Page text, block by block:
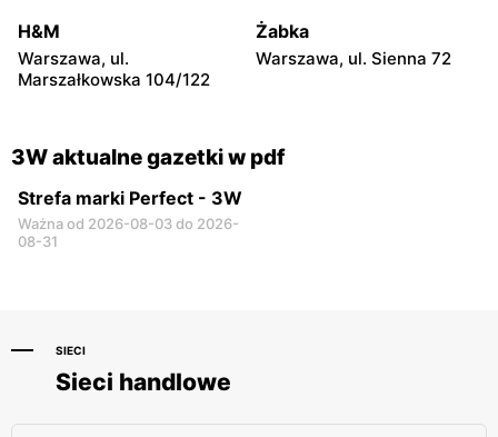
3W
Szaflary, ul. Kolejowa 5
3W
Dzierżoniów, ul. Kilińskiego
H&M
Warszawa, ul.
Marszałkowska 104/122
Żabka
Warszawa, ul. Sienna 72
3W aktualne gazetki w pdf
Strefa marki Perfect - 3W
Ważna od 2026-08-03 do 2026-
08-31
SIECI
Sieci handlowe